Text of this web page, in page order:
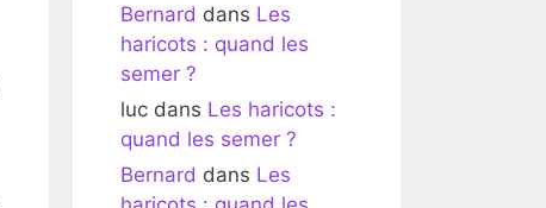
Bernard dans Les
haricots : quand les
semer ?
luc dans Les haricots :
quand les semer ?
Bernard dans Les